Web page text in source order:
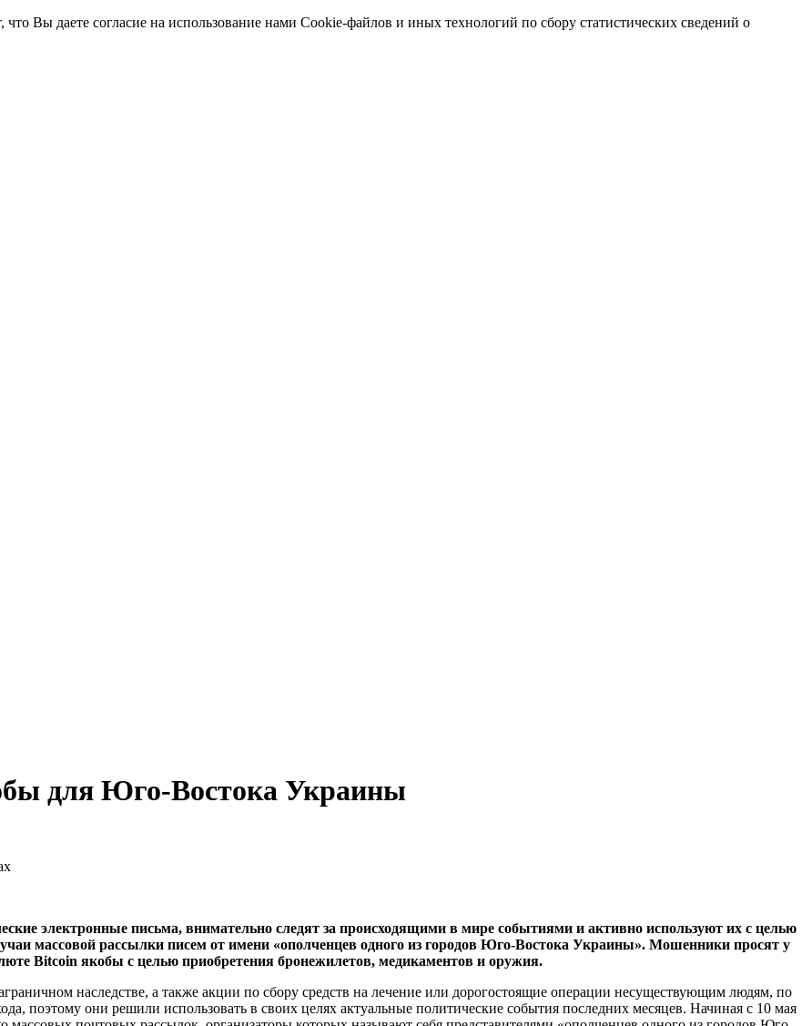
Вы даете согласие на использование нами Cookie-файлов и иных технологий по сбору статистических сведений о
для Юго-Востока Украины
электронные письма, внимательно следят за происходящими в мире событиями и активно используют их с целью
массовой рассылки писем от имени «ополченцев одного из городов Юго-Востока Украины». Мошенники просят у
Bitcoin якобы с целью приобретения бронежилетов, медикаментов и оружия.
наследстве, а также акции по сбору средств на лечение или дорогостоящие операции несуществующим людям, по
поэтому они решили использовать в своих целях актуальные политические события последних месяцев. Начиная с 10 мая